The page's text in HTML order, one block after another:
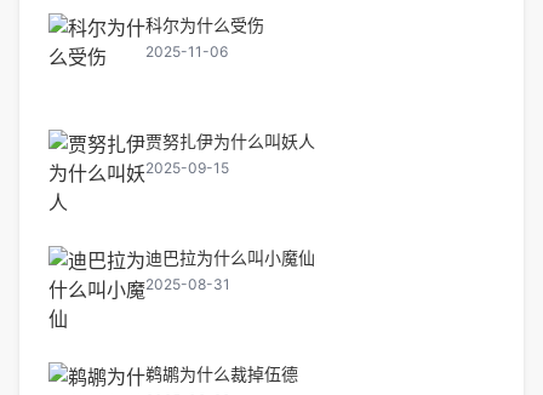
科尔为什么受伤
2025-11-06
贾努扎伊为什么叫妖人
2025-09-15
迪巴拉为什么叫小魔仙
2025-08-31
鹈鹕为什么裁掉伍德